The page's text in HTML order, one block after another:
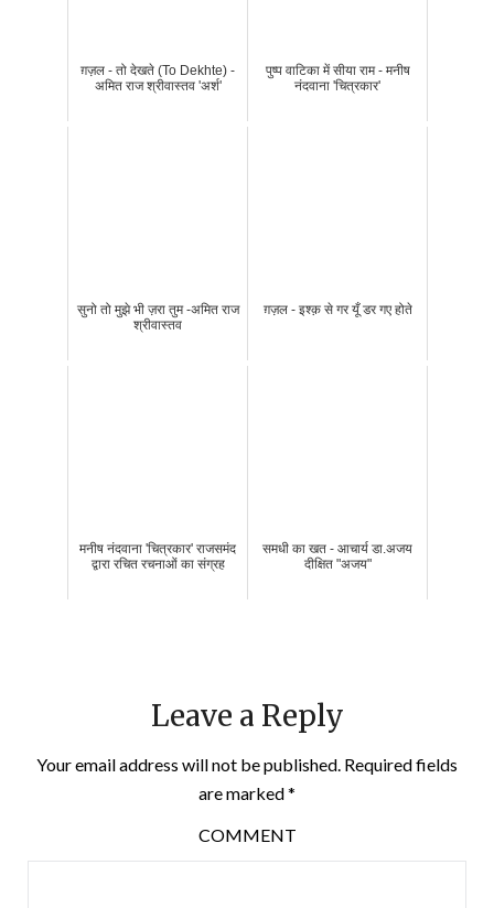
ग़ज़ल - तो देखते (To Dekhte) -
अमित राज श्रीवास्तव 'अर्श'
पुष्प वाटिका में सीया राम - मनीष
नंदवाना 'चित्रकार'
सुनो तो मुझे भी ज़रा तुम -अमित राज
श्रीवास्तव
ग़ज़ल - इश्क़ से गर यूँ डर गए होते
मनीष नंदवाना 'चित्रकार' राजसमंद
द्वारा रचित रचनाओं का संग्रह
समधी का खत - आचार्य डा.अजय
दीक्षित "अजय"
Leave a Reply
Your email address will not be published. Required fields
are marked*
COMMENT